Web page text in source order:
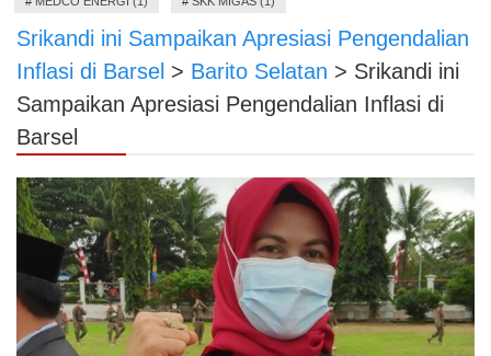
Srikandi ini Sampaikan Apresiasi Pengendalian
Inflasi di Barsel > Barito Selatan > Srikandi ini
Sampaikan Apresiasi Pengendalian Inflasi di
Barsel